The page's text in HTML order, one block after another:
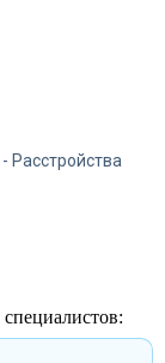
Расстройства